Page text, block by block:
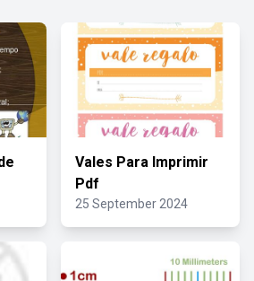
Vales Para Imprimir
Pdf
25 September 2024